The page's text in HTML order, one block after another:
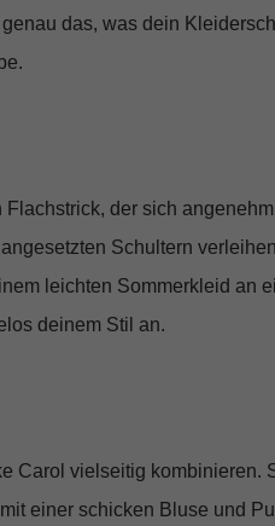
das, was dein
Flachstrick, der sich
Schultern
leichten Sommerkleid an
deinem Stil an.
Carol vielseitig kombinieren.
einer schicken Bluse und